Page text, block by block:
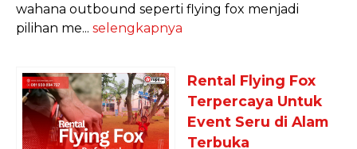
wahana outbound seperti flying fox menjadi
pilihan me... selengkapnya
Rental Flying Fox
Terpercaya Untuk
Event Seru di Alam
Terbuka